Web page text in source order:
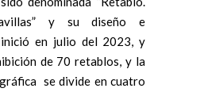
y su diseño e
en julio del 2023, y
de 70 retablos, y la
se divide en cuatro